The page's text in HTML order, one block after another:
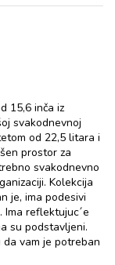
15,6 inča iz
svakodnevnoj
od 22,5 litara i
prostor za
svakodnevno
Kolekcija
je, ima podesivi
Ima reflektujuc´e
su podstavljeni.
vam je potreban